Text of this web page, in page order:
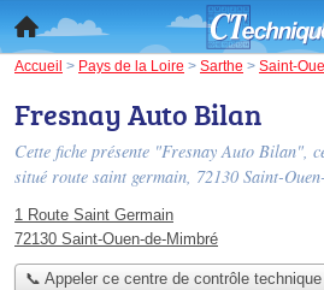
Accueil > Pays de la Loire > Sarthe > Saint-
Fresnay Auto Bilan
Cette fiche présente "Fresnay Auto Bilan",
situé route saint germain, 72130 Saint-
1 Route Saint Germain
72130 Saint-Ouen-de-Mimbré
📞 Appeler ce centre de contrôle technique